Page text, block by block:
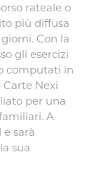
rateale o
più diffusa
Con la
gli esercizi
computati in
Carte Nexi
per una
A
sarà
sua